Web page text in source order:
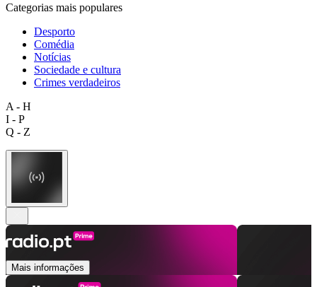
Categorias mais populares
Desporto
Comédia
Notícias
Sociedade e cultura
Crimes verdadeiros
A - H
I - P
Q - Z
Mais informações